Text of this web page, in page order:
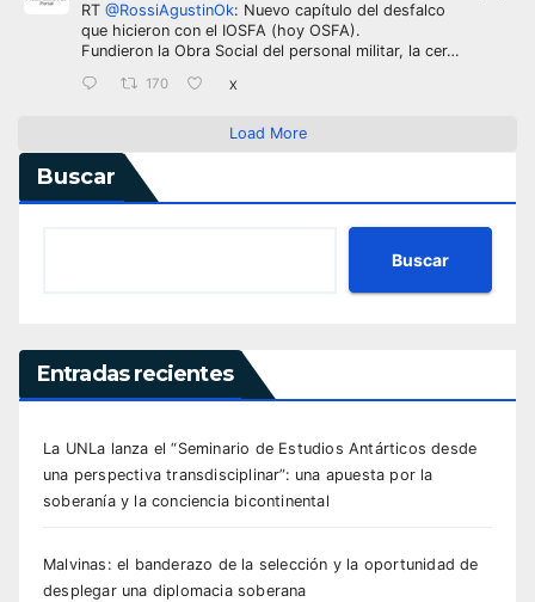
RT @RossiAgustinOk: Nuevo capítulo del desfalco
que hicieron con el IOSFA (hoy OSFA).
Fundieron la Obra Social del personal militar, la cer…
170 X
Load More
Buscar
Buscar
Entradas recientes
La UNLa lanza el “Seminario de Estudios Antárticos desde
una perspectiva transdisciplinar”: una apuesta por la
soberanía y la conciencia bicontinental
Malvinas: el banderazo de la selección y la oportunidad de
desplegar una diplomacia soberana